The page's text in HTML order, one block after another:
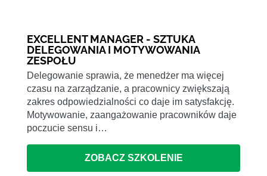
EXCELLENT MANAGER - SZTUKA
DELEGOWANIA I MOTYWOWANIA
ZESPOŁU
Delegowanie sprawia, że menedżer ma więcej
czasu na zarządzanie, a pracownicy zwiększają
zakres odpowiedzialności co daje im satysfakcję.
Motywowanie, zaangażowanie pracowników daje
poczucie sensu i…
ZOBACZ SZKOLENIE